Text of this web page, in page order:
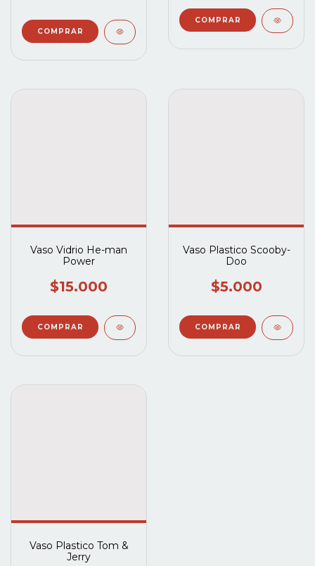
Vaso Vidrio He-man
Power
$15.000
Vaso Plastico Scooby-
Doo
$5.000
Vaso Plastico Tom &
Jerry